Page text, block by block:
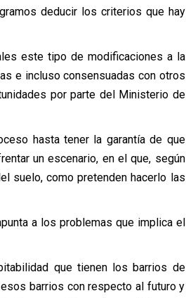
deducir los criterios que hay
este tipo de modificaciones a la
e incluso consensuadas con otros
por parte del Ministerio de
hasta tener la garantía de que
un escenario, en el que, según
suelo, como pretenden hacerlo las
a los problemas que implica el
que tienen los barrios de
barrios con respecto al futuro y